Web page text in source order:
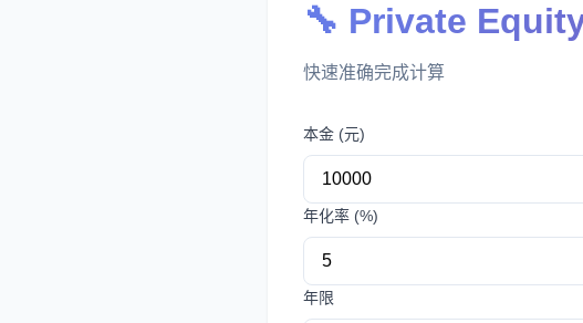
🔧 Private
快速准确完成计算
本金 (元)
年化率 (%)
年限